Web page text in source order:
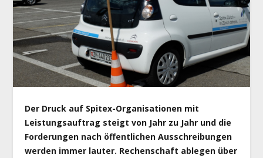
Der Druck auf Spitex-Organisationen mit
Leistungsauftrag steigt von Jahr zu Jahr und die
Forderungen nach öffentlichen Ausschreibungen
werden immer lauter. Rechenschaft ablegen über